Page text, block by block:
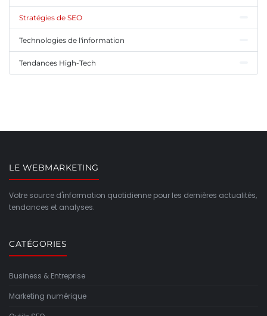
Stratégies de SEO
Technologies de l'information
Tendances High-Tech
LE WEBMARKETING
Votre source d'information quotidienne pour les dernières actualités,
tendances et analyses.
CATÉGORIES
Business & Entreprise
Marketing numérique